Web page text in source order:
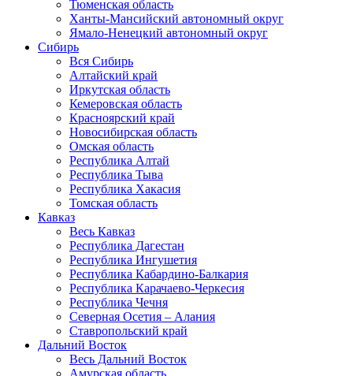
Тюменская область
Ханты-Мансийский автономный округ
Ямало-Ненецкий автономный округ
Сибирь
Вся Сибирь
Алтайский край
Иркутская область
Кемеровская область
Красноярский край
Новосибирская область
Омская область
Республика Алтай
Республика Тыва
Республика Хакасия
Томская область
Кавказ
Весь Кавказ
Республика Дагестан
Республика Ингушетия
Республика Кабардино-Балкария
Республика Карачаево-Черкесия
Республика Чечня
Северная Осетия – Алания
Ставропольский край
Дальний Восток
Весь Дальний Восток
Амурская область